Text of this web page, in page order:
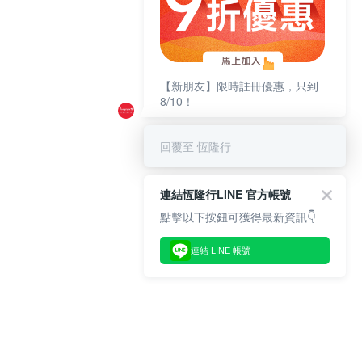
【新朋友】限時註冊優惠，只到
8/10！
回覆至 恆隆行
連結恆隆行LINE 官方帳號
點擊以下按鈕可獲得最新資訊👇
連結 LINE 帳號